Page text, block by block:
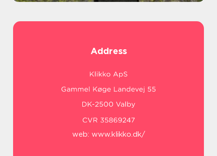
Address
web: www.klikko.dk/